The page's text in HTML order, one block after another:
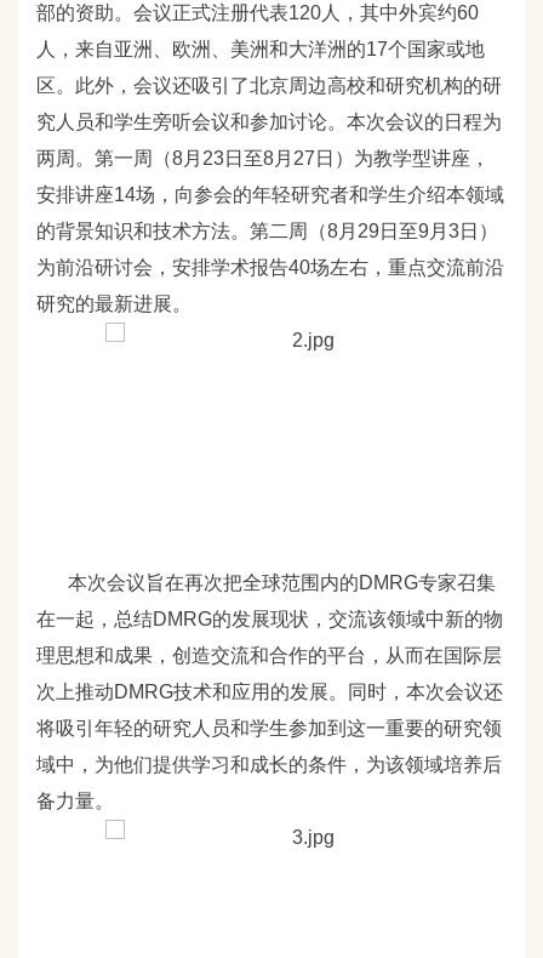
部的资助。会议正式注册代表120 人，其中外宾约60
人，来自亚洲、欧洲、美洲和大洋洲的17个国家或地
区。此外，会议还吸引了北京周边高校和研究机构的研
究人员和学生旁听会议和参加讨论。本次会议的日程为
两周。第一周（8月23日至8月27 日）为教学型讲座，
安排讲座14场，向参会的年轻研究者和学生介绍本领域
的背景知识和技术方法。第二周（8月29 日至9 月3日）
为前沿研讨会，安排学术报告40场左右，重点交流前沿
研究的最新进展。
本次会议旨在再次把全球范围内的DMRG专家召集
在一起，总结DMRG的发展现状，交流该领域中新的物
理思想和成果，创造交流和合作的平台，从而在国际层
次上推动DMRG技术和应用的发展。同时，本次会议还
将吸引年轻的研究人员和学生参加到这一重要的研究领
域中，为他们提供学习和成长的条件，为该领域培养后
备力量。